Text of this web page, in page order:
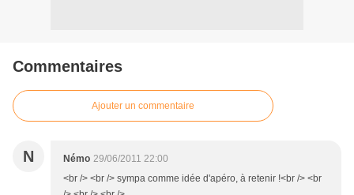
Commentaires
Ajouter un commentaire
N Némo 29/06/2011 22:00
<br /> <br /> sympa comme idée d'apéro, à retenir !<br /> <br